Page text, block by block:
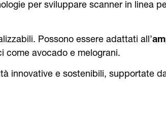
per sviluppare scanner in linea
Possono essere adattati all’
come avocado e melograni.
innovative e sostenibili, supportate